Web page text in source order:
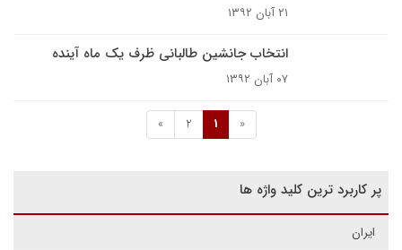
۲۱ آبان ۱۳۹۲
انتخاب جانشین طالبانی ظرف یک ماه آینده
۰۷ آبان ۱۳۹۲
«
1
2
»
پر کاربرد ترین کلید واژه ها
ایران